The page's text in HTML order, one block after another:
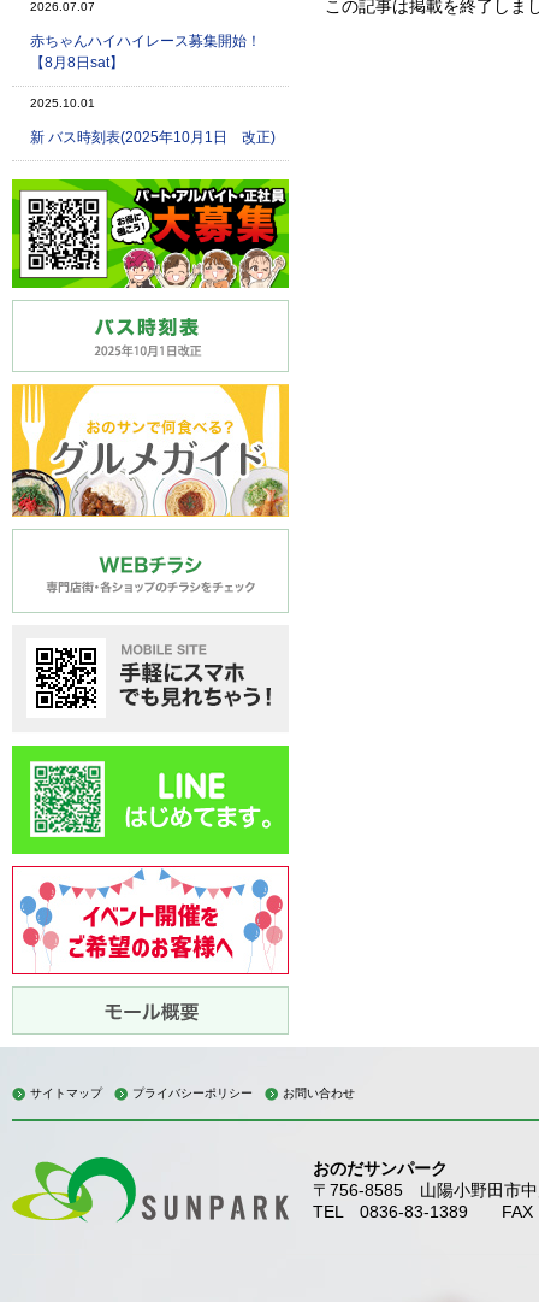
この記事は掲載を終了しま
2026.07.07
赤ちゃんハイハイレース募集開始！
【8月8日sat】
2025.10.01
新 バス時刻表(2025年10月1日 改正)
サイトマップ プライバシーポリシー お問い合わせ
おのだサンパーク
〒756-8585 山陽小野田市
TEL 0836-83-1389 FAX